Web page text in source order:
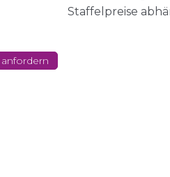
Staffelpreise